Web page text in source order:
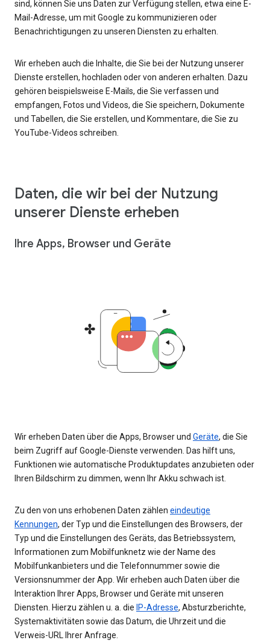
sind, können Sie uns Daten zur Verfügung stellen, etwa eine E-
Mail-Adresse, um mit Google zu kommunizieren oder
Benachrichtigungen zu unseren Diensten zu erhalten.
Wir erheben auch die Inhalte, die Sie bei der Nutzung unserer
Dienste erstellen, hochladen oder von anderen erhalten. Dazu
gehören beispielsweise E-Mails, die Sie verfassen und
empfangen, Fotos und Videos, die Sie speichern, Dokumente
und Tabellen, die Sie erstellen, und Kommentare, die Sie zu
YouTube-Videos schreiben.
Daten, die wir bei der Nutzung
unserer Dienste erheben
Ihre Apps, Browser und Geräte
Wir erheben Daten über die Apps, Browser und Geräte, die Sie
beim Zugriff auf Google-Dienste verwenden. Das hilft uns,
Funktionen wie automatische Produktupdates anzubieten oder
Ihren Bildschirm zu dimmen, wenn Ihr Akku schwach ist.
Zu den von uns erhobenen Daten zählen eindeutige
Kennungen, der Typ und die Einstellungen des Browsers, der
Typ und die Einstellungen des Geräts, das Betriebssystem,
Informationen zum Mobilfunknetz wie der Name des
Mobilfunkanbieters und die Telefonnummer sowie die
Versionsnummer der App. Wir erheben auch Daten über die
Interaktion Ihrer Apps, Browser und Geräte mit unseren
Diensten. Hierzu zählen u. a. die IP-Adresse, Absturzberichte,
Systemaktivitäten sowie das Datum, die Uhrzeit und die
Verweis-URL Ihrer Anfrage.